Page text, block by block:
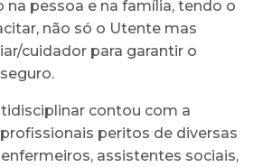
na pessoa e na família, tendo o
não só o Utente mas
cuidador para garantir o
contou com a
peritos de diversas
assistentes sociais,